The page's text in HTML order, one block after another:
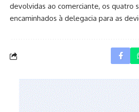
devolvidas ao comerciante, os quatro
encaminhados à delegacia para as